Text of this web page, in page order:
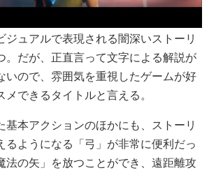
ュアルで表現される闇深いストーリ
。だが、正直言って文字による解説が
いので、雰囲気を重視したゲームが好
メできるタイトルと言える。
本アクションのほかにも、ストーリ
るようになる「弓」が非常に便利だっ
法の矢」を放つことができ、遠距離攻